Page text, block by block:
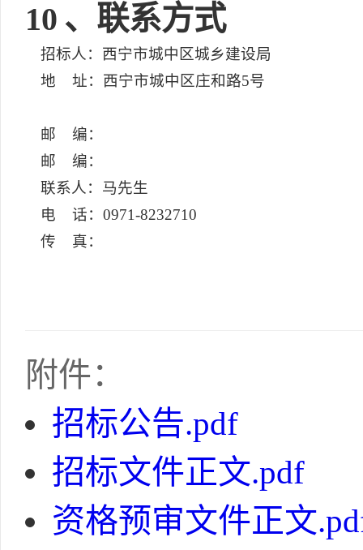
10 、联系方式
招标人：西宁市城中区城乡建设局
地 址：西宁市城中区庄和路5号
邮 编：
邮 编：
联系人：马先生
电 话：0971-8232710
传 真：
附件：
招标公告.pdf
招标文件正文.pdf
资格预审文件正文